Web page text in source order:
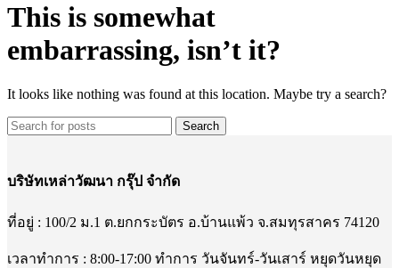
This is somewhat
embarrassing, isn’t it?
It looks like nothing was found at this location. Maybe try a search?
Search
บริษัทเหล่าวัฒนา กรุ๊ป จำกัด
ที่อยู่ : 100/2 ม.1 ต.ยกกระบัตร อ.บ้านแพ้ว จ.สมทุรสาคร 74120
เวลาทำการ : 8:00-17:00 ทำการ วันจันทร์-วันเสาร์ หยุดวันหยุด